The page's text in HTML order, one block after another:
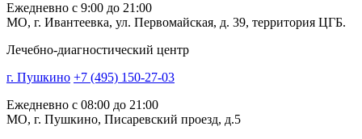
Ежедневно с 9:00 до 21:00
МО, г. Ивантеевка, ул. Первомайская, д. 39, территория ЦГБ.
Лечебно-диагностический центр
г. Пушкино +7 (495) 150-27-03
Ежедневно с 08:00 до 21:00
МО, г. Пушкино, Писаревский проезд, д.5